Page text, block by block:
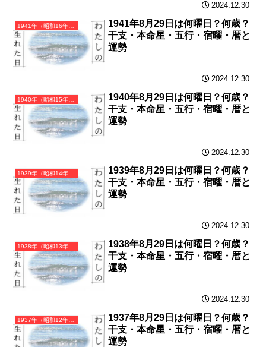
2024.12.30
1941年（昭和16年）辛巳（かのとみ）・巳年（へび年）カレンダー（月曜はじまり）
1941年8月29日は何曜日？何歳？
干支・本命星・五行・宿曜・暦と
運勢
2024.12.30
1940年（昭和15年）庚辰（かのえたつ）・辰年（たつ年）カレンダー（月曜はじまり）
1940年8月29日は何曜日？何歳？
干支・本命星・五行・宿曜・暦と
運勢
2024.12.30
1939年（昭和14年）己卯（つちのとう）・卯年（うさぎ年）カレンダー（月曜はじまり）
1939年8月29日は何曜日？何歳？
干支・本命星・五行・宿曜・暦と
運勢
2024.12.30
1938年（昭和13年）戊寅（つちのえとら）・寅年（とら年）カレンダー（月曜はじまり）
1938年8月29日は何曜日？何歳？
干支・本命星・五行・宿曜・暦と
運勢
2024.12.30
1937年（昭和12年）丁丑（ひのとうし）・丑年（うし年）カレンダー（月曜はじまり）
1937年8月29日は何曜日？何歳？
干支・本命星・五行・宿曜・暦と
運勢